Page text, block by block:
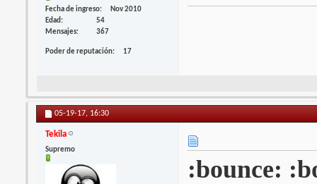
Fecha de ingreso
Nov 2010
Edad
54
Mensajes
367
Poder de reputación 17
05-19-17, 16:30
Tekila
Supremo
:bounce: